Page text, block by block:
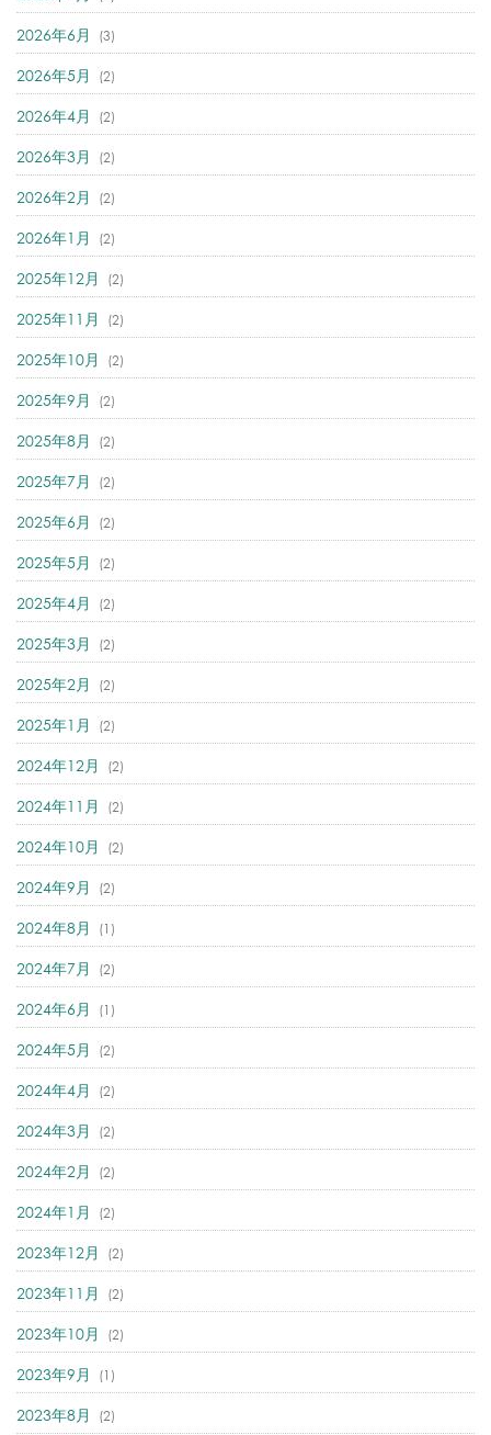
2026年6月 (3)
2026年5月 (2)
2026年4月 (2)
2026年3月 (2)
2026年2月 (2)
2026年1月 (2)
2025年12月 (2)
2025年11月 (2)
2025年10月 (2)
2025年9月 (2)
2025年8月 (2)
2025年7月 (2)
2025年6月 (2)
2025年5月 (2)
2025年4月 (2)
2025年3月 (2)
2025年2月 (2)
2025年1月 (2)
2024年12月 (2)
2024年11月 (2)
2024年10月 (2)
2024年9月 (2)
2024年8月 (1)
2024年7月 (2)
2024年6月 (1)
2024年5月 (2)
2024年4月 (2)
2024年3月 (2)
2024年2月 (2)
2024年1月 (2)
2023年12月 (2)
2023年11月 (2)
2023年10月 (2)
2023年9月 (1)
2023年8月 (2)